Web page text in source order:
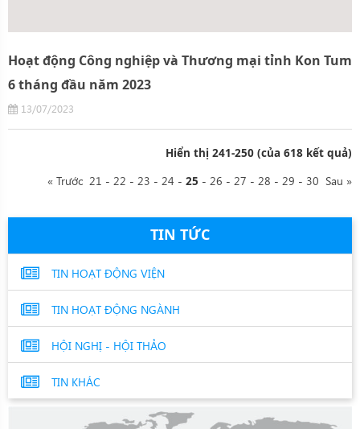
Hoạt động Công nghiệp và Thương mại tỉnh Kon Tum
6 tháng đầu năm 2023
13/07/2023
Hiển thị 241-250 (của 618 kết quả)
« Trước 21 - 22 - 23 - 24 - 25 - 26 - 27 - 28 - 29 - 30 Sau »
TIN TỨC
TIN HOẠT ĐỘNG VIỆN
TIN HOẠT ĐỘNG NGÀNH
HỘI NGHỊ - HỘI THẢO
TIN KHÁC